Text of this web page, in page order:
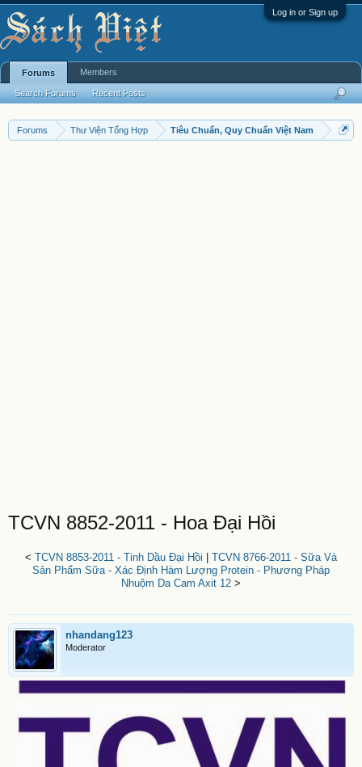
Log in or Sign up
Forums Thư Viện Tổng Hợp Tiêu Chuẩn, Quy Chuẩn Việt Nam
TCVN 8852-2011 - Hoa Đại Hồi
< TCVN 8853-2011 - Tinh Dầu Đại Hồi
TCVN 8766-2011 - Sữa Và
Sản Phẩm Sữa - Xác Định Hàm Lượng Protein - Phương Pháp
Nhuộm Da Cam Axit 12 >
nhandang123
Moderator
Forums
Search Forums Recent Posts
Members